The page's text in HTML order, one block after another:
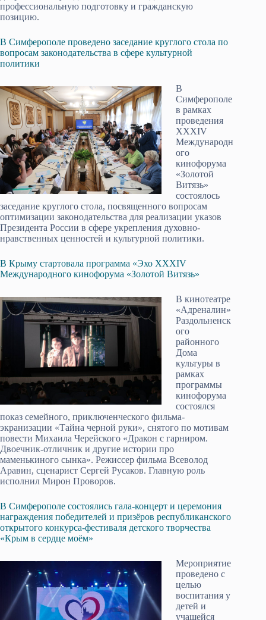
профессиональную подготовку и гражданскую
позицию.
В Симферополе проведено заседание круглого стола по
вопросам законодательства в сфере культурной
политики
В
Симферополе
в рамках
проведения
XXXIV
Международн
ого
кинофорума
«Золотой
Витязь»
состоялось
заседание круглого стола, посвященного вопросам
оптимизации законодательства для реализации указов
Президента России в сфере укрепления духовно-
нравственных ценностей и культурной политики.
В Крыму стартовала программа «Эхо XXXIV
Международного кинофорума «Золотой Витязь»
В кинотеатре
«Адреналин»
Раздольненск
ого
районного
Дома
культуры в
рамках
программы
кинофорума
состоялся
показ семейного, приключенческого фильма-
экранизации «Тайна черной руки», снятого по мотивам
повести Михаила Черейского «Дракон с гарниром.
Двоечник-отличник и другие истории про
маменькиного сынка». Режиссер фильма Всеволод
Аравин, сценарист Сергей Русаков. Главную роль
исполнил Мирон Проворов.
В Симферополе состоялись гала-концерт и церемония
награждения победителей и призёров республиканского
открытого конкурса-фестиваля детского творчества
«Крым в сердце моём»
Мероприятие
проведено с
целью
воспитания у
детей и
учащейся